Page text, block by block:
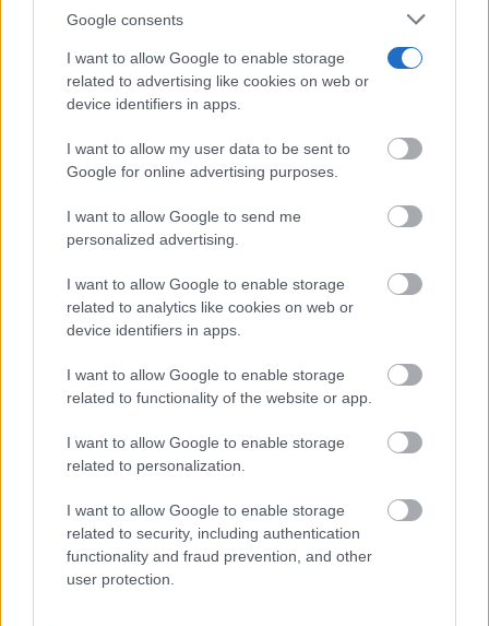
Google consents
I want to allow Google to enable storage
related to advertising like cookies on web or
device identifiers in apps.
I want to allow my user data to be sent to
Google for online advertising purposes.
I want to allow Google to send me
personalized advertising.
I want to allow Google to enable storage
related to analytics like cookies on web or
device identifiers in apps.
I want to allow Google to enable storage
related to functionality of the website or app.
I want to allow Google to enable storage
related to personalization.
I want to allow Google to enable storage
related to security, including authentication
functionality and fraud prevention, and other
user protection.
CampesinadoHYPERLINK
«https://www.cipca.org.bo/» (CIPCA)y el
Instituto
de Defensa Legal (IDL)
Manos Unidas – Delegación en Ciudad Real
TE RECOMENDAMOS
Corepunk MMORPG
Un verdadero MMORPG de la vieja escuela ¡Cómo los